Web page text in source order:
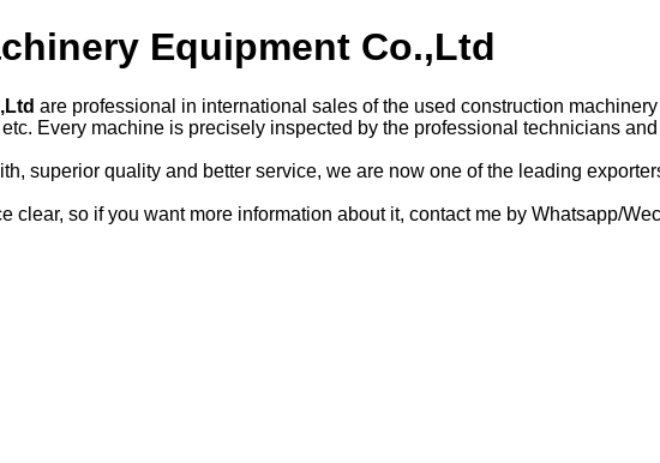
Equipment Co.,Ltd
are professional in international sales of the used construction
Every machine is precisely inspected by the professional technicians
superior quality and better service, we are now one of the leading
clear, so if you want more information about it, contact me by Whatsapp/